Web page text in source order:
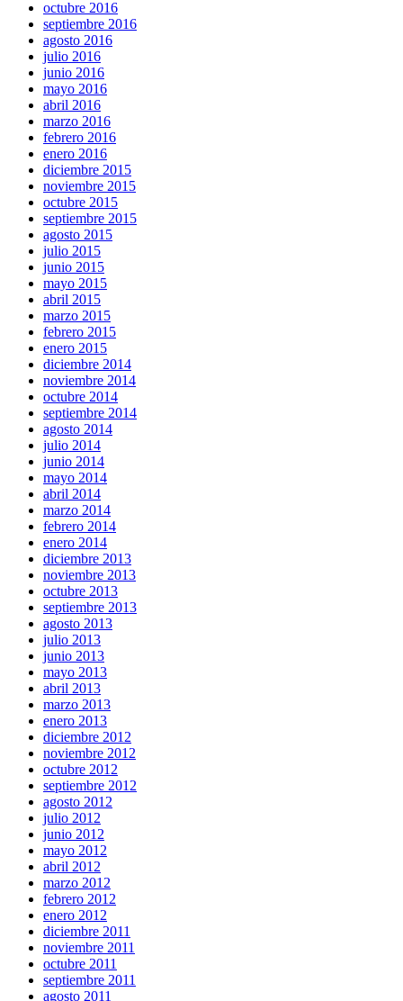
octubre 2016
septiembre 2016
agosto 2016
julio 2016
junio 2016
mayo 2016
abril 2016
marzo 2016
febrero 2016
enero 2016
diciembre 2015
noviembre 2015
octubre 2015
septiembre 2015
agosto 2015
julio 2015
junio 2015
mayo 2015
abril 2015
marzo 2015
febrero 2015
enero 2015
diciembre 2014
noviembre 2014
octubre 2014
septiembre 2014
agosto 2014
julio 2014
junio 2014
mayo 2014
abril 2014
marzo 2014
febrero 2014
enero 2014
diciembre 2013
noviembre 2013
octubre 2013
septiembre 2013
agosto 2013
julio 2013
junio 2013
mayo 2013
abril 2013
marzo 2013
enero 2013
diciembre 2012
noviembre 2012
octubre 2012
septiembre 2012
agosto 2012
julio 2012
junio 2012
mayo 2012
abril 2012
marzo 2012
febrero 2012
enero 2012
diciembre 2011
noviembre 2011
octubre 2011
septiembre 2011
agosto 2011